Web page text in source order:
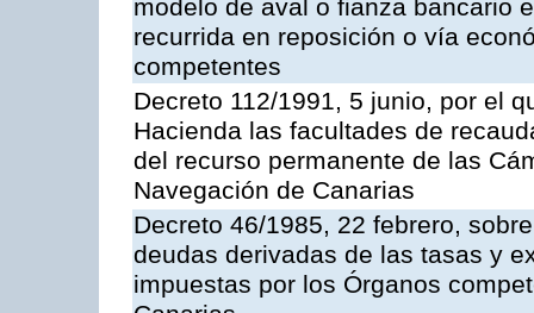
modelo de aval o fianza bancario
recurrida en reposición o vía
competentes
Decreto 112/1991, 5 junio, por el
Hacienda las facultades de
del recurso permanente de las
Navegación de Canarias
Decreto 46/1985, 22 febrero,
deudas derivadas de las tasas y
impuestas por los Órganos